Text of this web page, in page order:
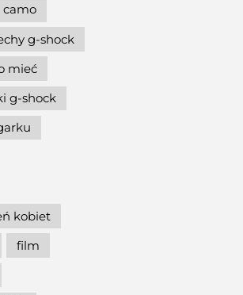
camo
g-shock
mieć
g-shock
kobiet
film